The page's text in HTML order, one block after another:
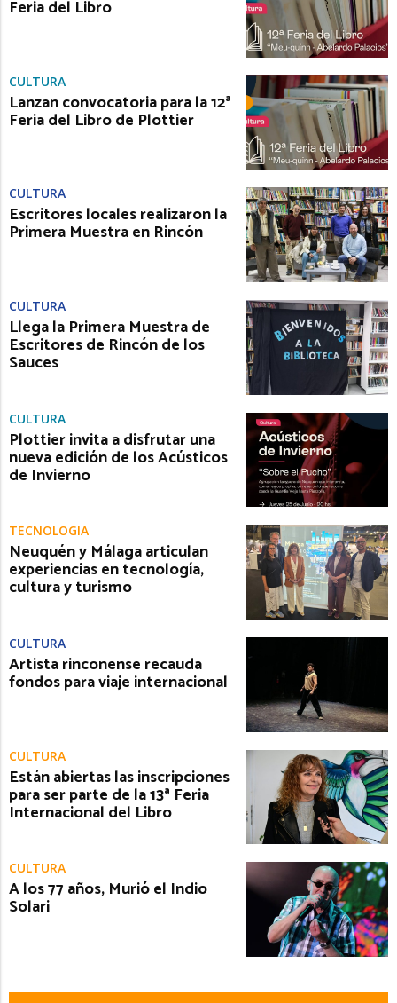
Feria del Libro
CULTURA
Lanzan convocatoria para la 12ª
Feria del Libro de Plottier
CULTURA
Escritores locales realizaron la
Primera Muestra en Rincón
CULTURA
Llega la Primera Muestra de
Escritores de Rincón de los
Sauces
CULTURA
Plottier invita a disfrutar una
nueva edición de los Acústicos
de Invierno
TECNOLOGÍA
Neuquén y Málaga articulan
experiencias en tecnología,
cultura y turismo
CULTURA
Artista rinconense recauda
fondos para viaje internacional
CULTURA
Están abiertas las inscripciones
para ser parte de la 13ª Feria
Internacional del Libro
CULTURA
A los 77 años, Murió el Indio
Solari